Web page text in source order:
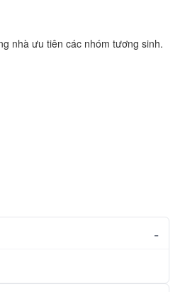
nhà ưu tiên các nhóm tương sinh.